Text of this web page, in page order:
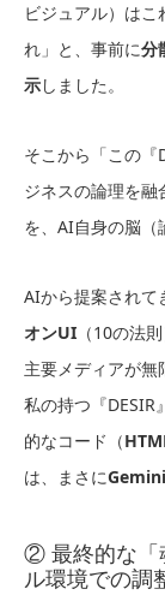
ビジュアル）は
れ」と、事前に分
示しました。
そこから「この『
ジネスの論理を融
を、AI自身の脳（
AIから提案されて
オンUI （10の法
主要メディアが無
私の持つ『DESIR
的なコード（
は、まさにGemini
② 最終的な「
ル環境での調